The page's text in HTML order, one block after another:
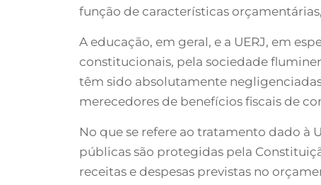
função de características
A educação, em geral, e a UERJ, em
constitucionais, pela sociedade
têm sido absolutamente
merecedores de benefícios fiscais de
No que se refere ao tratamento dado à
públicas são protegidas pela
receitas e despesas previstas no